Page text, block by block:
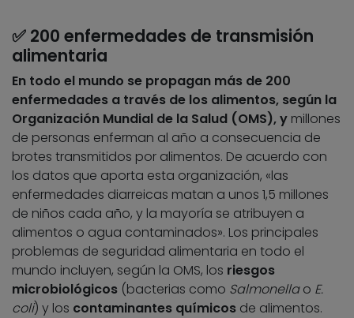
✅ 200 enfermedades de transmisión
alimentaria
En todo el mundo se propagan más de 200
enfermedades a través de los alimentos, según la
Organización Mundial de la Salud (OMS), y millones
de personas enferman al año a consecuencia de
brotes transmitidos por alimentos. De acuerdo con
los datos que aporta esta organización, «las
enfermedades diarreicas matan a unos 1,5 millones
de niños cada año, y la mayoría se atribuyen a
alimentos o agua contaminados». Los principales
problemas de seguridad alimentaria en todo el
mundo incluyen, según la OMS, los riesgos
microbiológicos (bacterias como Salmonellao E.
coli) y los contaminantes químicos de alimentos.